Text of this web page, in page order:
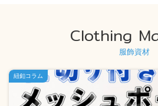
Clothing
服飾資材
紐釦コラム